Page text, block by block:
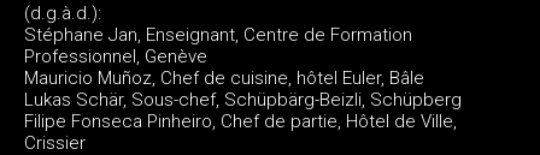
(d.g.à.d.):
Stéphane Jan, Enseignant, Centre de Formation
Professionnel, Genève
Mauricio Muñoz, Chef de cuisine, hôtel Euler, Bâle
Lukas Schär, Sous-chef, Schüpbärg-Beizli, Schüpberg
Filipe Fonseca Pinheiro, Chef de partie, Hôtel de Ville,
Crissier